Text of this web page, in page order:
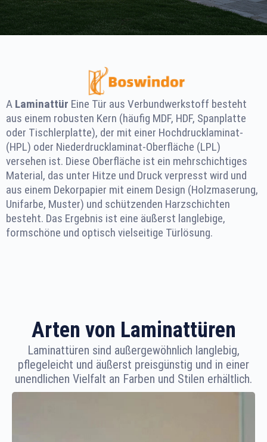
A Laminattür Eine Tür aus Verbundwerkstoff besteht
aus einem robusten Kern (häufig MDF, HDF, Spanplatte
oder Tischlerplatte), der mit einer Hochdrucklaminat-
(HPL) oder Niederdrucklaminat-Oberfläche (LPL)
versehen ist. Diese Oberfläche ist ein mehrschichtiges
Material, das unter Hitze und Druck verpresst wird und
aus einem Dekorpapier mit einem Design (Holzmaserung,
Unifarbe, Muster) und schützenden Harzschichten
besteht. Das Ergebnis ist eine äußerst langlebige,
formschöne und optisch vielseitige Türlösung.
Arten von Laminattüren
Laminattüren sind außergewöhnlich langlebig,
pflegeleicht und äußerst preisgünstig und in einer
unendlichen Vielfalt an Farben und Stilen erhältlich.